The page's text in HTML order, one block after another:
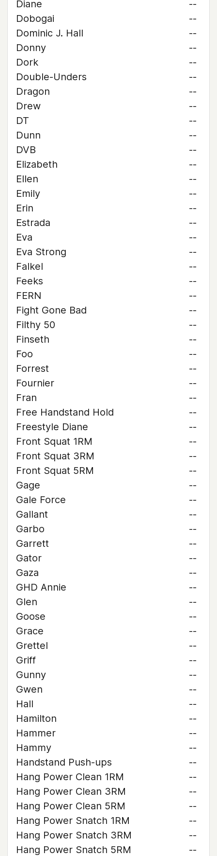
Diane
--
Dobogai
--
Dominic J. Hall
--
Donny
--
Dork
--
Double-Unders
--
Dragon
--
Drew
--
DT
--
Dunn
--
DVB
--
Elizabeth
--
Ellen
--
Emily
--
Erin
--
Estrada
--
Eva
--
Eva Strong
--
Falkel
--
Feeks
--
FERN
--
Fight Gone Bad
--
Filthy 50
--
Finseth
--
Foo
--
Forrest
--
Fournier
--
Fran
--
Free Handstand Hold
--
Freestyle Diane
--
Front Squat 1RM
--
Front Squat 3RM
--
Front Squat 5RM
--
Gage
--
Gale Force
--
Gallant
--
Garbo
--
Garrett
--
Gator
--
Gaza
--
GHD Annie
--
Glen
--
Goose
--
Grace
--
Grettel
--
Griff
--
Gunny
--
Gwen
--
Hall
--
Hamilton
--
Hammer
--
Hammy
--
Handstand Push-ups
--
Hang Power Clean 1RM
--
Hang Power Clean 3RM
--
Hang Power Clean 5RM
--
Hang Power Snatch 1RM
--
Hang Power Snatch 3RM
--
Hang Power Snatch 5RM
--